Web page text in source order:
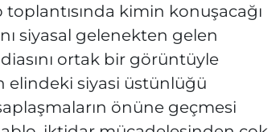
kimin konuşacağı
siyasal gelenekten gelen
ortak bir görüntüyle
elindeki siyasi üstünlüğü
önüne geçmesi